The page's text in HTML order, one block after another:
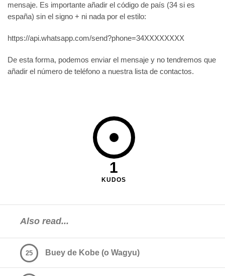
mensaje. Es importante añadir el código de país (34 si es
españa) sin el signo + ni nada por el estilo:
https://api.whatsapp.com/send?phone=34XXXXXXXX
De esta forma, podemos enviar el mensaje y no tendremos que
añadir el número de teléfono a nuestra lista de contactos.
1
KUDOS
Also read...
Buey de Kobe (o Wagyu)
25